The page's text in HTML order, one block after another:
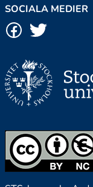
SOCIALA MEDIER